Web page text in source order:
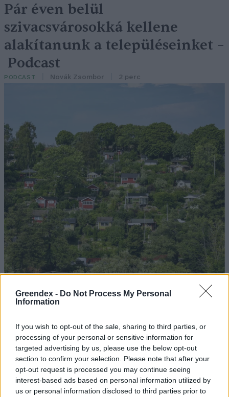
Greendex - Do Not Process My Personal
Information
If you wish to opt-out of the sale, sharing to third parties, or
processing of your personal or sensitive information for
targeted advertising by us, please use the below opt-out
section to confirm your selection. Please note that after your
opt-out request is processed you may continue seeing
interest-based ads based on personal information utilized by
us or personal information disclosed to third parties prior to
Pár éven belül
szivacsvárosokká kellene
alakítanunk a településeinket –
Podcast
PODCAST Novák Zsombor 2 perc
Történelmi aszály sújtja Nagy-
Britanniát is